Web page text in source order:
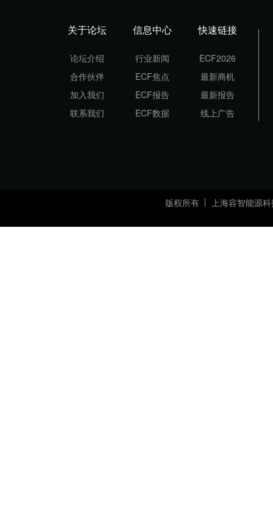
关于论坛
论坛介绍
合作伙伴
加入我们
联系我们
信息中心
行业新闻
ECF焦点
ECF报告
ECF数据
快速链接
ECF2026
最新商机
最新报告
线上广告
版权所有 上海容智能源